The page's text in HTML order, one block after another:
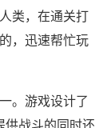
类，在通关打
，迅速帮忙玩
。游戏设计了
供战斗的同时还